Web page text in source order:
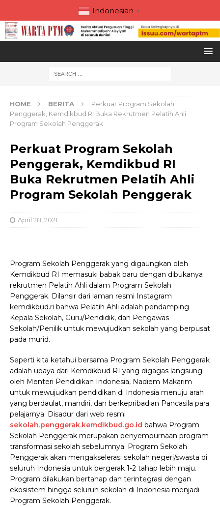
Indonesian ▼
HOME BERITA
Perkuat Program Sekolah
Penggerak, Kemdikbud RI Buka Rekrutmen Pelatih Ahli
Program Sekolah Penggerak
Perkuat Program Sekolah
Penggerak, Kemdikbud RI
Buka Rekrutmen Pelatih Ahli
Program Sekolah Penggerak
April 28, 2021
Program Sekolah Penggerak yang digaungkan oleh
Kemdikbud RI memasuki babak baru dengan dibukanya
rekrutmen Pelatih Ahli dalam Program Sekolah
Penggerak. Dilansir dari laman resmi Instagram
kemdikbud.ri bahwa Pelatih Ahli adalah pendamping
Kepala Sekolah, Guru/Pendidik, dan Pengawas
Sekolah/Penilik untuk mewujudkan sekolah yang berpusat
pada murid.
Seperti kita ketahui bersama Program Sekolah Penggerak
adalah upaya dari Kemdikbud RI yang digagas langsung
oleh Menteri Pendidikan Indonesia, Nadiem Makarim
untuk mewujudkan pendidikan di Indonesia menuju arah
yang berdaulat, mandiri, dan berkepribadian Pancasila para
pelajarnya. Disadur dari web resmi
sekolah.penggerak.kemdikbud.go.id bahwa Program
Sekolah Penggerak merupakan penyempurnaan program
transformasi sekolah sebelumnya. Program Sekolah
Penggerak akan mengakselerasi sekolah negeri/swasta di
seluruh Indonesia untuk bergerak 1-2 tahap lebih maju.
Program dilakukan bertahap dan terintegrasi dengan
ekosistem hingga seluruh sekolah di Indonesia menjadi
Program Sekolah Penggerak.